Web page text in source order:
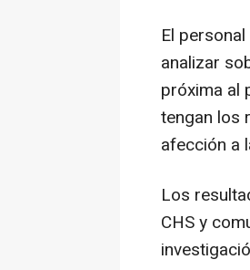
El
analizar
próxima al
tengan los
afección a
Los
CHS y